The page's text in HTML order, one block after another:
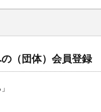
（団体）会員登録